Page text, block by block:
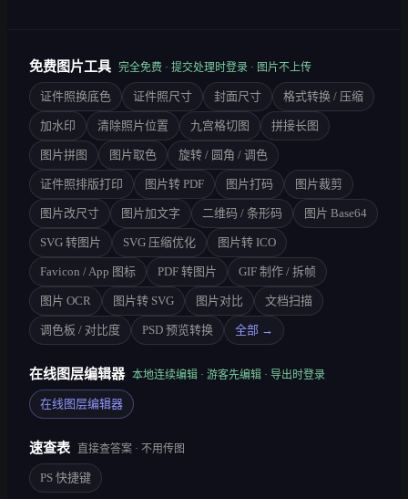
免费图片工具 完全免费 · 提交处理时登录 · 图片不上传
证件照换底色 证件照尺寸 封面尺寸 格式转换 / 压缩
加水印 清除照片位置 九宫格切图 拼接长图
图片拼图 图片取色 旋转 / 圆角 / 调色
证件照排版打印 图片转 PDF 图片打码 图片裁剪
图片改尺寸 图片加文字 二维码 / 条形码 图片 Base64
SVG 转图片 SVG 压缩优化 图片转 ICO
Favicon / App 图标 PDF 转图片 GIF 制作 / 拆帧
图片 OCR 图片转 SVG 图片对比 文档扫描
调色板 / 对比度 PSD 预览转换 全部 →
在线图层编辑器 本地连续编辑 · 游客先编辑 · 导出时登录
在线图层编辑器
速查表 直接查答案 · 不用传图
PS 快捷键